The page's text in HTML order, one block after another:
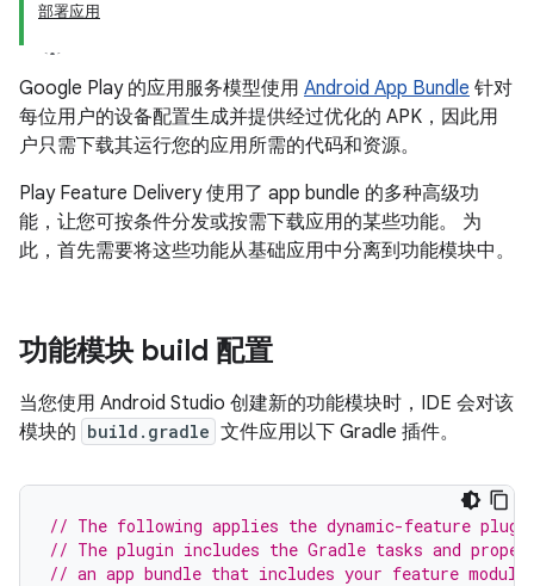
部署应用
Google Play 的应用服务模型使用 Android App Bundle 针对
每位用户的设备配置生成并提供经过优化的 APK，因此用
户只需下载其运行您的应用所需的代码和资源。
Play Feature Delivery 使用了 app bundle 的多种高级功
能，让您可按条件分发或按需下载应用的某些功能。 为
此，首先需要将这些功能从基础应用中分离到功能模块中。
功能模块 build 配置
当您使用 Android Studio 创建新的功能模块时，IDE 会对该
模块的 build.gradle 文件应用以下 Gradle 插件。
// The following applies the dynamic-feature
// The plugin includes the Gradle tasks and
// an app bundle that includes your feature